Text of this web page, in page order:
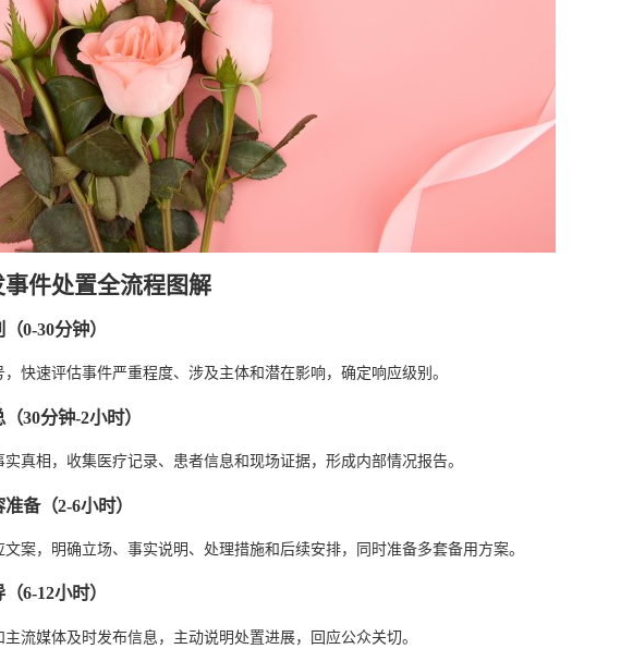
件处置全流程图解
0-30分钟）
快速评估事件严重程度、涉及主体和潜在影响，确定响应级别。
30分钟-2小时）
真相，收集医疗记录、患者信息和现场证据，形成内部情况报告。
备（2-6小时）
案，明确立场、事实说明、处理措施和后续安排，同时准备多套备用方案。
6-12小时）
流媒体及时发布信息，主动说明处置进展，回应公众关切。